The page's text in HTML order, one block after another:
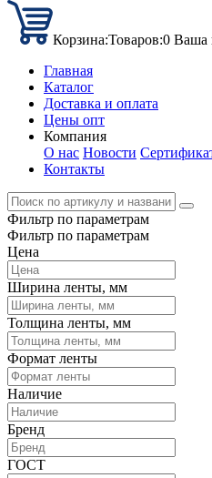
Корзина:Товаров:0 Ваша
Главная
Каталог
Доставка и оплата
Цены опт
Компания
О нас Новости
Контакты
Фильтр по параметрам
Фильтр по параметрам
Цена
Ширина ленты, мм
Толщина ленты, мм
Формат ленты
Наличие
Бренд
ГОСТ